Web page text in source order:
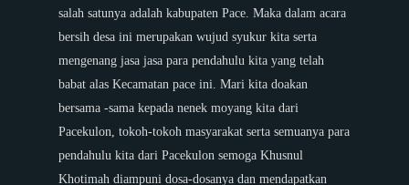
salah satunya adalah kabupaten Pace. Maka dalam acara
bersih desa ini merupakan wujud syukur kita serta
mengenang jasa jasa para pendahulu kita yang telah
babat alas Kecamatan pace ini. Mari kita doakan
bersama -sama kepada nenek moyang kita dari
Pacekulon, tokoh-tokoh masyarakat serta semuanya para
pendahulu kita dari Pacekulon semoga Khusnul
Khotimah diampuni dosa-dosanya dan mendapatkan